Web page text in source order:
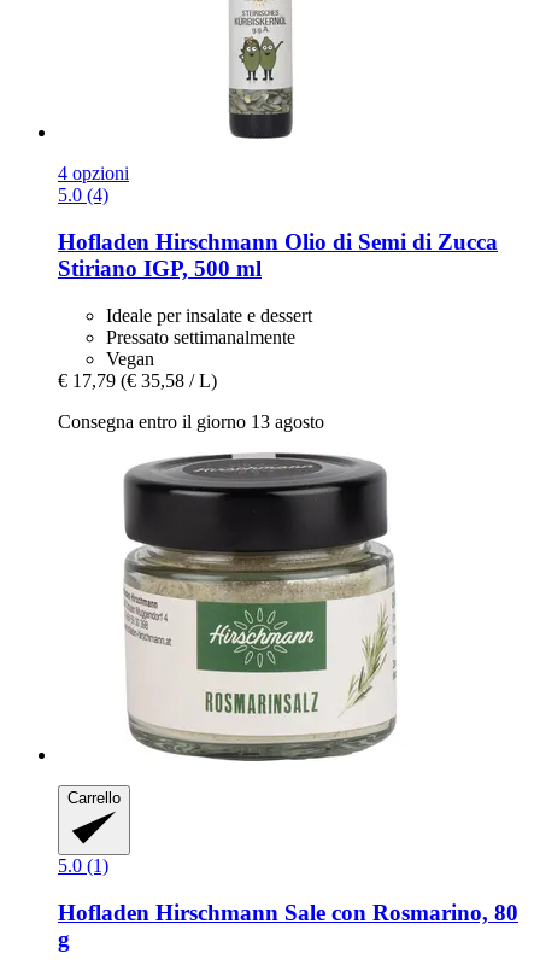
4 opzioni
5.0 (4)
Hofladen Hirschmann Olio di Semi di Zucca
Stiriano IGP, 500 ml
Ideale per insalate e dessert
Pressato settimanalmente
Vegan
€ 17,79 (€ 35,58 / L)
Consegna entro il giorno 13 agosto
Carrello
5.0 (1)
Hofladen Hirschmann Sale con Rosmarino, 80
g